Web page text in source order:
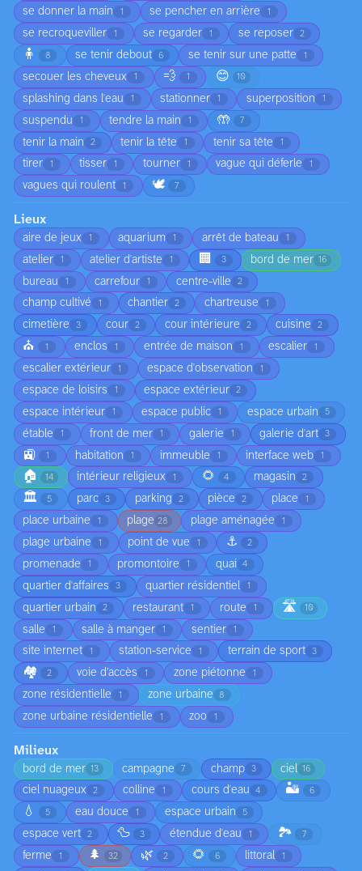
se donner la main 1 se pencher en arrière 1
se recroqueviller 1 se regarder 1 se reposer 2
🧍 8 se tenir debout 6 se tenir sur une patte 1
secouer les cheveux 1 💨 1 😊 10
splashing dans l'eau 1 stationner 1 superposition 1
suspendu 1 tendre la main 1 🤲 7
tenir la main 2 tenir la tête 1 tenir sa tête 1
tirer 1 tisser 1 tourner 1 vague qui déferle 1
vagues qui roulent 1 🕊️ 7
Lieux
aire de jeux 1 aquarium 1 arrêt de bateau 1
atelier 1 atelier d'artiste 1 🏢 3 bord de mer 16
bureau 1 carrefour 1 centre-ville 2
champ cultivé 1 chantier 2 chartreuse 1
cimetière 3 cour 2 cour intérieure 2 cuisine 2
⛪ 1 enclos 1 entrée de maison 1 escalier 1
escalier extérieur 1 espace d'observation 1
espace de loisirs 1 espace extérieur 2
espace intérieur 1 espace public 1 espace urbain 5
étable 1 front de mer 1 galerie 1 galerie d'art 3
🚉 1 habitation 1 immeuble 1 interface web 1
🏠 14 intérieur religieux 1 🌻 4 magasin 2
🏛️ 5 parc 3 parking 2 pièce 2 place 1
place urbaine 1 plage 28 plage aménagée 1
plage urbaine 1 point de vue 1 ⚓ 2
promenade 1 promontoire 1 quai 4
quartier d'affaires 3 quartier résidentiel 1
quartier urbain 2 restaurant 1 route 1 🛣️ 10
salle 1 salle à manger 1 sentier 1
site internet 1 station-service 1 terrain de sport 3
🏘️ 2 voie d’accès 1 zone piétonne 1
zone résidentielle 1 zone urbaine 8
zone urbaine résidentielle 1 zoo 1
Milieux
bord de mer 13 campagne 7 champ 3 ciel 16
ciel nuageux 2 colline 1 cours d'eau 4 🏜️ 6
💧 5 eau douce 1 espace urbain 5
espace vert 2 🦆 3 étendue d'eau 1 🏞️ 7
ferme 1 🌲 32 🌿 2 🌻 6 littoral 1